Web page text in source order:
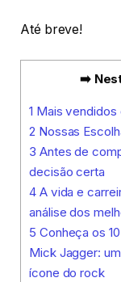
Até breve!
➡️
1 Mais vendidos
2 Nossas
3 Antes de
decisão certa
4A vida e
análise dos
5 Conheça os
Mick Jagger:
ícone do rock